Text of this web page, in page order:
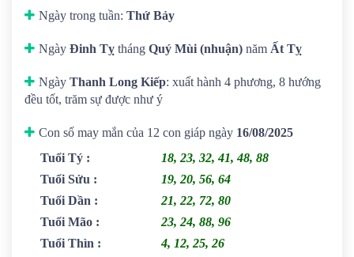
Ngày trong tuần: Thứ Bảy
Ngày Đinh Tỵ tháng Quý Mùi (nhuận) năm Ất Tỵ
Ngày Thanh Long Kiếp: xuất hành 4 phương, 8 hướng
đều tốt, trăm sự được như ý
Con số may mắn của 12 con giáp ngày 16/08/2025
Tuổi Tý :
18, 23, 32, 41, 48, 88
Tuổi Sửu :
19, 20, 56, 64
Tuổi Dần :
21, 22, 72, 80
Tuổi Mão :
23, 24, 88, 96
Tuổi Thìn :
4, 12, 25, 26